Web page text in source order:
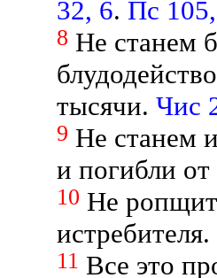
32, 6. Пс
8 Не станем
тысячи. Чис
9 Не станем
и погибли от
10 Не
истребителя.
11 Все это